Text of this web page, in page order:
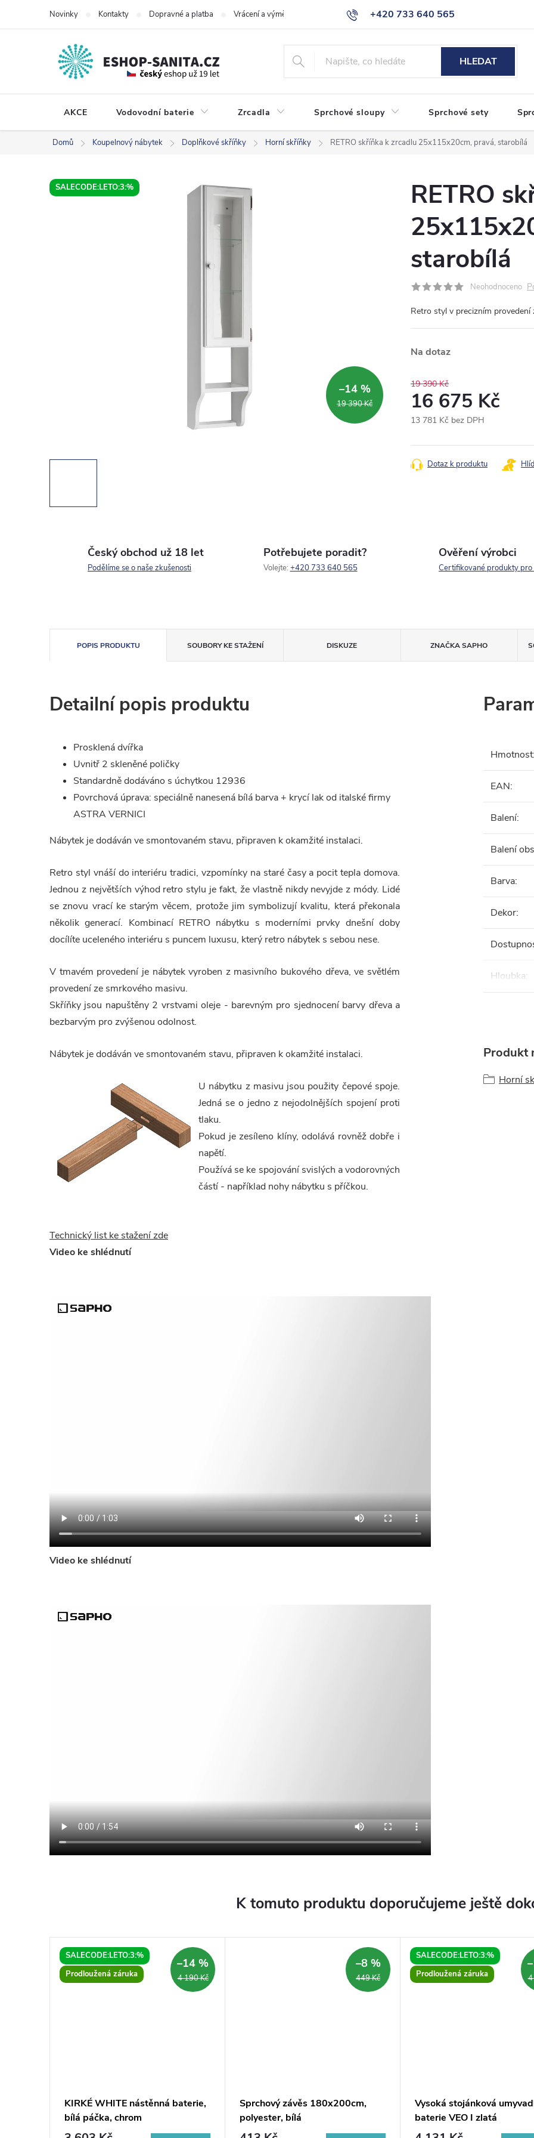
+420 733 640 565
info@eshop-sanita.cz
Novinky Kontakty Dopravné a platba Vrácení a výměna zboží Reklamace Obchodní podmínky
HLEDAT
AKCE Vodovodní baterie Zrcadla Sprchové sloupy Sprchové sety
Domů Koupelnový nábytek Doplňkové skříňky Horní skříňky RETRO skříňka k zrcadlu 25x115x20cm, pravá, starobílá
SALECODE:LETO:3:%
19 390 Kč
–14 %
RETRO
starobílá
Neohodnoceno
Retro styl v precizním provedení
Na dotaz
19 390 Kč
16 675 Kč
13 781 Kč bez DPH
cena:
Dotaz k produktu
Český obchod už 18 let
Podělíme se o naše zkušenosti
Potřebujete poradit?
Volejte: +420 733 640 565
Ověření výrobci
Certifikované produkty pro
POPIS PRODUKTU SOUBORY KE STAŽENÍ DISKUZE ZNAČKASAPHO
Detailní popis produktu
Prosklená dvířka
Uvnitř 2 skleněné poličky
Standardně dodáváno s úchytkou 12936
Povrchová úprava: speciálně nanesená bílá barva + krycí lak od italské firmy
ASTRA VERNICI
Nábytek je dodáván ve smontovaném stavu, připraven k okamžité instalaci.
Retro styl vnáší do interiéru tradici, vzpomínky na staré časy a pocit tepla domova.
Jednou z největších výhod retro stylu je fakt, že vlastně nikdy nevyjde z módy. Lidé
se znovu vrací ke starým věcem, protože jim symbolizují kvalitu, která překonala
několik generací. Kombinací RETRO nábytku s moderními prvky dnešní doby
docílíte uceleného interiéru s puncem luxusu, který retro nábytek s sebou nese.
V tmavém provedení je nábytek vyroben z masivního bukového dřeva, ve světlém
provedení ze smrkového masivu.
Skříňky jsou napuštěny 2 vrstvami oleje - barevným pro sjednocení barvy dřeva a
bezbarvým pro zvýšenou odolnost.
Nábytek je dodáván ve smontovaném stavu, připraven k okamžité instalaci.
U nábytku z masivu jsou použity čepové spoje.
Jedná se o jedno z nejodolnějších spojení proti
tlaku.
Pokud je zesíleno klíny, odolává rovněž dobře i
napětí.
Používá se ke spojování svislých a vodorovných
částí - například nohy nábytku s příčkou.
Technický list ke stažení zde
Video ke shlédnutí
Video ke shlédnutí
Hmotnost:
EAN:
Balení:
Balení
Barva:
Dekor:
Hloubka:
Produkt
Horní
K tomuto produktu doporučujeme ještě
SALECODE:LETO:3:%
Prodloužená záruka
4 190 Kč
–14 %
KIRKÉ WHITE nástěnná baterie,
bílá páčka, chrom
449 Kč
–8 %
Sprchový závěs 180x200cm,
polyester, bílá
SALECODE:LETO:3:%
Prodloužená záruka
4
Vysoká stojánková
baterie VEO I zlatá